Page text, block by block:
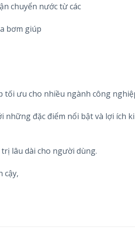
chuyển nước từ các
bơm giúp
tối ưu cho nhiều ngành công
những đặc điểm nổi bật và lợi ích
lâu dài cho người dùng.
cậy,